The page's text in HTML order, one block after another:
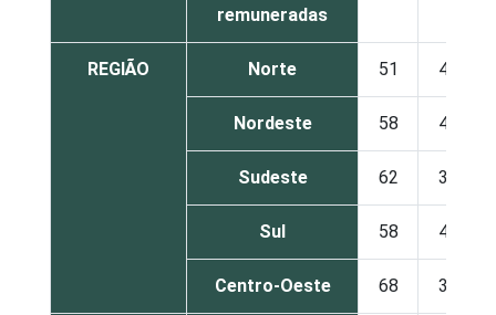
remuneradas
REGIÃO Norte 51 49
Nordeste 58 42
Sudeste 62 38
Sul 58 42
Centro-Oeste 68 32